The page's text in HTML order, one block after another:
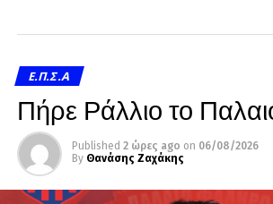
Ε.Π.Σ.Α
Πήρε Ράλλιο το
Published 2 ώρες ago on 06/08/2026
By Θανάσης Ζαχάκης